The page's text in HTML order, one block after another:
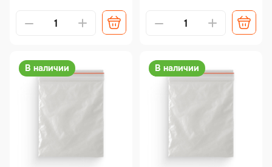
Alternative: Alternative:
В наличии В наличии